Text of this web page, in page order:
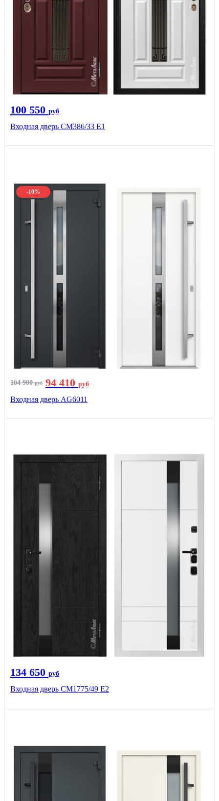
100 550 руб
Входная дверь СМ386/33 Е1
-10%
104 900руб 94 410 руб
Входная дверь AG6011
134 650 руб
Входная дверь СМ1775/49 Е2